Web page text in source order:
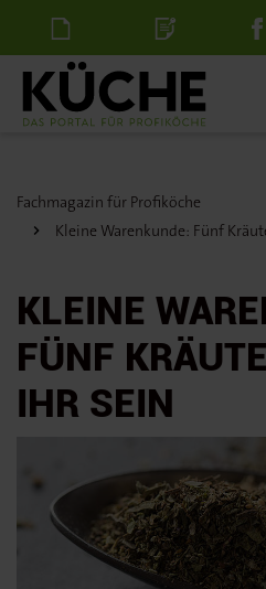
NewsletterStellenanzeige
Fachmagazin für Profiköche
Kleine Warenkunde: Fünf
KLEINE
FÜNF
IHR SEIN